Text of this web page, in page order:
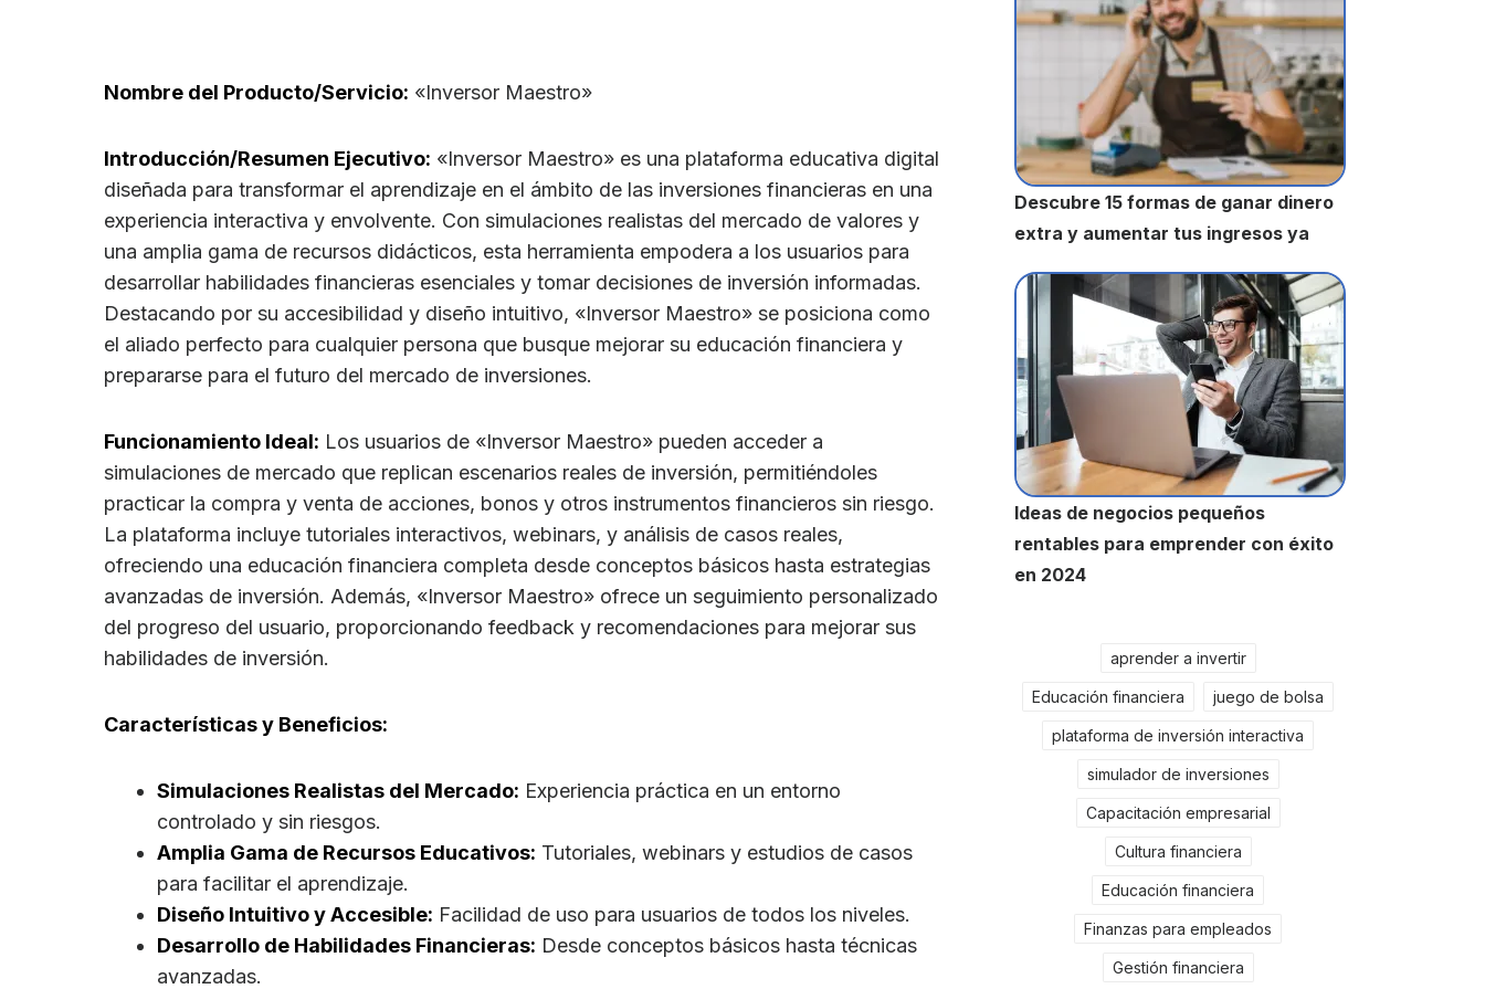
Nombre del Producto/Servicio: «Inversor Maestro»
Introducción/Resumen Ejecutivo: «Inversor Maestro» es una plataforma educativa digital
diseñada para transformar el aprendizaje en el ámbito de las inversiones financieras en una
experiencia interactiva y envolvente. Con simulaciones realistas del mercado de valores y
una amplia gama de recursos didácticos, esta herramienta empodera a los usuarios para
desarrollar habilidades financieras esenciales y tomar decisiones de inversión informadas.
Destacando por su accesibilidad y diseño intuitivo, «Inversor Maestro» se posiciona como
el aliado perfecto para cualquier persona que busque mejorar su educación financiera y
prepararse para el futuro del mercado de inversiones.
Funcionamiento Ideal: Los usuarios de «Inversor Maestro» pueden acceder a
simulaciones de mercado que replican escenarios reales de inversión, permitiéndoles
practicar la compra y venta de acciones, bonos y otros instrumentos financieros sin riesgo.
La plataforma incluye tutoriales interactivos, webinars, y análisis de casos reales,
ofreciendo una educación financiera completa desde conceptos básicos hasta estrategias
avanzadas de inversión. Además, «Inversor Maestro» ofrece un seguimiento personalizado
del progreso del usuario, proporcionando feedback y recomendaciones para mejorar sus
habilidades de inversión.
Características y Beneficios:
Simulaciones Realistas del Mercado: Experiencia práctica en un entorno
controlado y sin riesgos.
Amplia Gama de Recursos Educativos: Tutoriales, webinars y estudios de casos
para facilitar el aprendizaje.
Diseño Intuitivo y Accesible: Facilidad de uso para usuarios de todos los niveles.
Desarrollo de Habilidades Financieras: Desde conceptos básicos hasta técnicas
avanzadas.
Descubre 15 formas de ganar dinero
extra y aumentar tus ingresos ya
Ideas de negocios pequeños
rentables para emprender con éxito
en 2024
aprender a invertir
Educación financiera juego de bolsa
plataforma de inversión interactiva
simulador de inversiones
Capacitación empresarial
Cultura financiera
Educación financiera
Finanzas para empleados
Gestión financiera